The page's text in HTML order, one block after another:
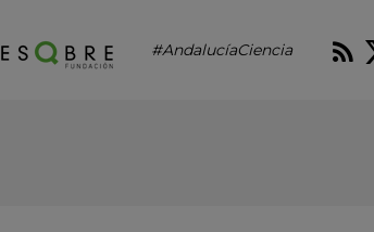
#AndalucíaCiencia